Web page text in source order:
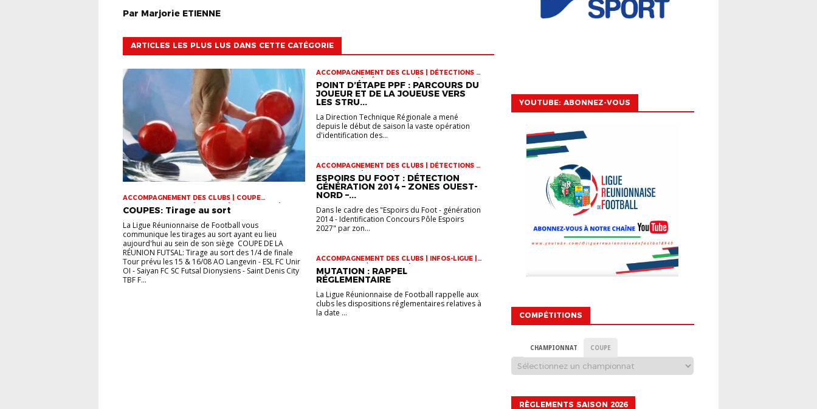
Par Marjorie ETIENNE
ARTICLES LES PLUS LUS DANS CETTE CATÉGORIE
ACCOMPAGNEMENT DES CLUBS | COUPE
DOMINIQUE SAUGER | COUPES | FOOT LOISIR |
FUTSAL | INFOS-LIGUE | JEUNES | U14 | U15 | U17 |
VIE DES CLUBS
COUPES: Tirage au sort
La Ligue Réunionnaise de Football vous
communique les tirages au sort ayant eu lieu
aujourd'hui au sein de son siège COUPE DE LA
RÉUNION FUTSAL: Tirage au sort des 1/4 de finale
Tour prévu les 15 & 16/08 AO Langevin - ESL FC Unir
OI - Saiyan FC SC Futsal Dionysiens - Saint Denis City
TBF F...
ACCOMPAGNEMENT DES CLUBS | DÉTECTIONS |
INFOS-LIGUE | PÔLE ESPOIRS | SPORT-ETUDE
FÉMININ | VIE DES CLUBS
POINT D’ÉTAPE PPF : PARCOURS DU
JOUEUR ET DE LA JOUEUSE VERS
LES STRU...
La Direction Technique Régionale a mené
depuis le début de saison la vaste opération
d'identification des...
ACCOMPAGNEMENT DES CLUBS | DÉTECTIONS |
INFOS-LIGUE | JEUNES | VIE DES CLUBS
ESPOIRS DU FOOT : DÉTECTION
GÉNÉRATION 2014 – ZONES OUEST-
NORD –...
Dans le cadre des "Espoirs du Foot - génération
2014 - Identification Concours Pôle Espoirs
2027" par zon...
ACCOMPAGNEMENT DES CLUBS | INFOS-LIGUE |
STATUTS ET RÈGLEMENTS | VIE DES CLUBS
MUTATION : RAPPEL
RÉGLEMENTAIRE
La Ligue Réunionnaise de Football rappelle aux
clubs les dispositions réglementaires relatives à
la date ...
YOUTUBE: ABONNEZ-VOUS
COMPÉTITIONS
CHAMPIONNAT COUPE
RÈGLEMENTS SAISON 2026